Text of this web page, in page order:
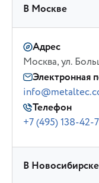
В Москве
Адрес
Москва, ул.
Электронная
Телефон
+7 (495) 138-42-
В Новосибирске